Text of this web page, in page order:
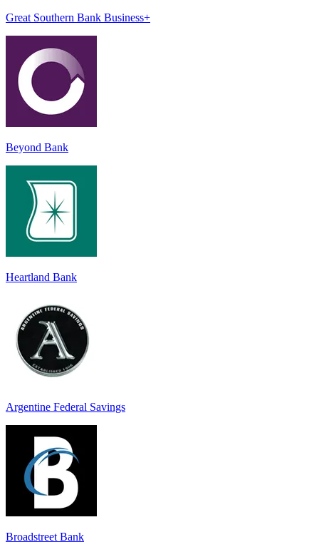
Great Southern Bank Business+
Beyond Bank
Heartland Bank
Argentine Federal Savings
Broadstreet Bank